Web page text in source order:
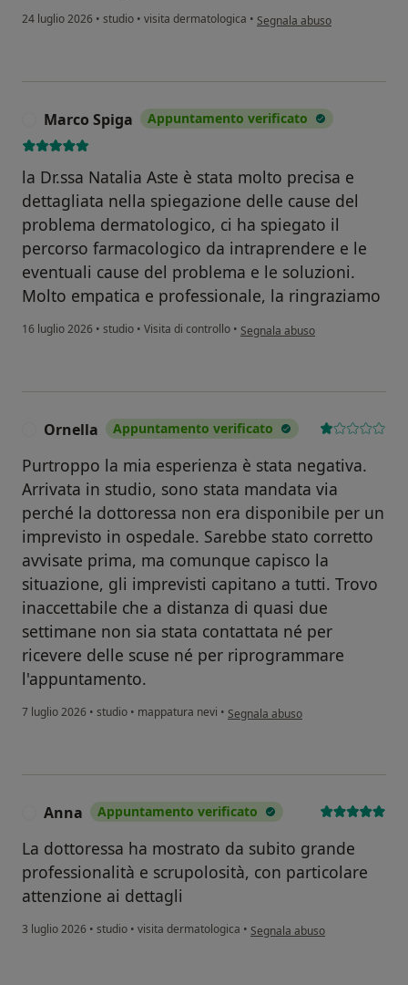
24 luglio 2026 • studio • visita dermatologica • secondo l'opinione
Segnala abuso
Marco Spiga Appuntamento verificato
la Dr.ssa Natalia Aste è stata molto precisa e
dettagliata nella spiegazione delle cause del
problema dermatologico, ci ha spiegato il
percorso farmacologico da intraprendere e le
eventuali cause del problema e le soluzioni.
Molto empatica e professionale, la ringraziamo
16 luglio 2026 • studio • Visita di controllo • secondo l'opinione dell'utente
Segnala abuso
Ornella Appuntamento verificato
Purtroppo la mia esperienza è stata negativa.
Arrivata in studio, sono stata mandata via
perché la dottoressa non era disponibile per un
imprevisto in ospedale. Sarebbe stato corretto
avvisate prima, ma comunque capisco la
situazione, gli imprevisti capitano a tutti. Trovo
inaccettabile che a distanza di quasi due
settimane non sia stata contattata né per
ricevere delle scuse né per riprogrammare
l'appuntamento.
7 luglio 2026 • studio • mappatura nevi • secondo l'opinione dell'utente
Segnala abuso
Anna Appuntamento verificato
La dottoressa ha mostrato da subito grande
professionalità e scrupolosità, con particolare
attenzione ai dettagli
3 luglio 2026 • studio • visita dermatologica • secondo l'opinione dell'utente
Segnala abuso